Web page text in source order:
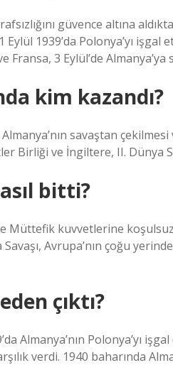
güvence altına
1939’da Polonya’yı işgal
Fransa, 3 Eylül’de
kim kazandı?
Almanya’nın savaştan
Birliği ve İngiltere, II. Dünya
bitti?
Müttefik kuvvetlerine
Avrupa’nın çoğu
çıktı?
Almanya’nın Polonya’yı
verdi. 1940 baharında